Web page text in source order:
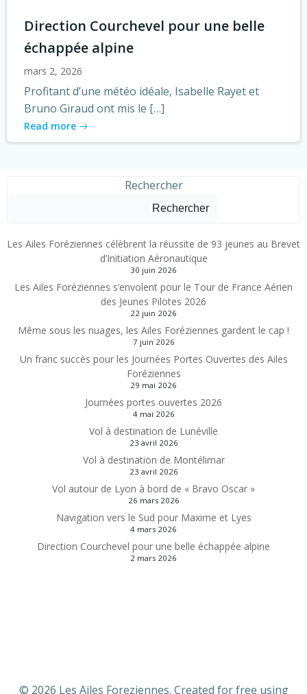
Direction Courchevel pour une belle
échappée alpine
mars 2, 2026
Profitant d’une météo idéale, Isabelle Rayet et
Bruno Giraud ont mis le […]
Read more
Rechercher
Rechercher
Les Ailes Foréziennes célèbrent la réussite de 93 jeunes au Brevet
d’Initiation Aéronautique
30 juin 2026
Les Ailes Foréziennes s’envolent pour le Tour de France Aérien
des Jeunes Pilotes 2026
22 juin 2026
Même sous les nuages, les Ailes Foréziennes gardent le cap !
7 juin 2026
Un franc succès pour les Journées Portes Ouvertes des Ailes
Foréziennes
29 mai 2026
Journées portes ouvertes 2026
4 mai 2026
Vol à destination de Lunéville
23 avril 2026
Vol à destination de Montélimar
23 avril 2026
Vol autour de Lyon à bord de « Bravo Oscar »
26 mars 2026
Navigation vers le Sud pour Maxime et Lyes
4 mars 2026
Direction Courchevel pour une belle échappée alpine
2 mars 2026
© 2026 Les Ailes Foreziennes. Created for free using